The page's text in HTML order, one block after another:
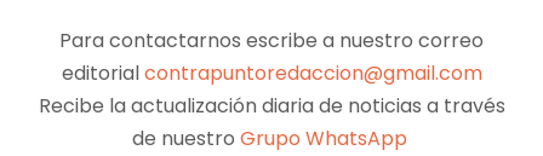
Para contactarnos escribe a nuestro correo
editorialcontrapuntoredaccion@gmail.com
Recibe la actualización diaria de noticias a través
de nuestro Grupo WhatsApp